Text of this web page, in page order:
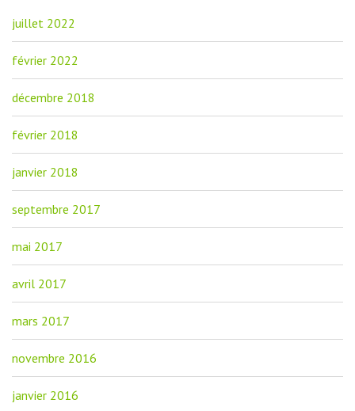
juillet 2022
février 2022
décembre 2018
février 2018
janvier 2018
septembre 2017
mai 2017
avril 2017
mars 2017
novembre 2016
janvier 2016